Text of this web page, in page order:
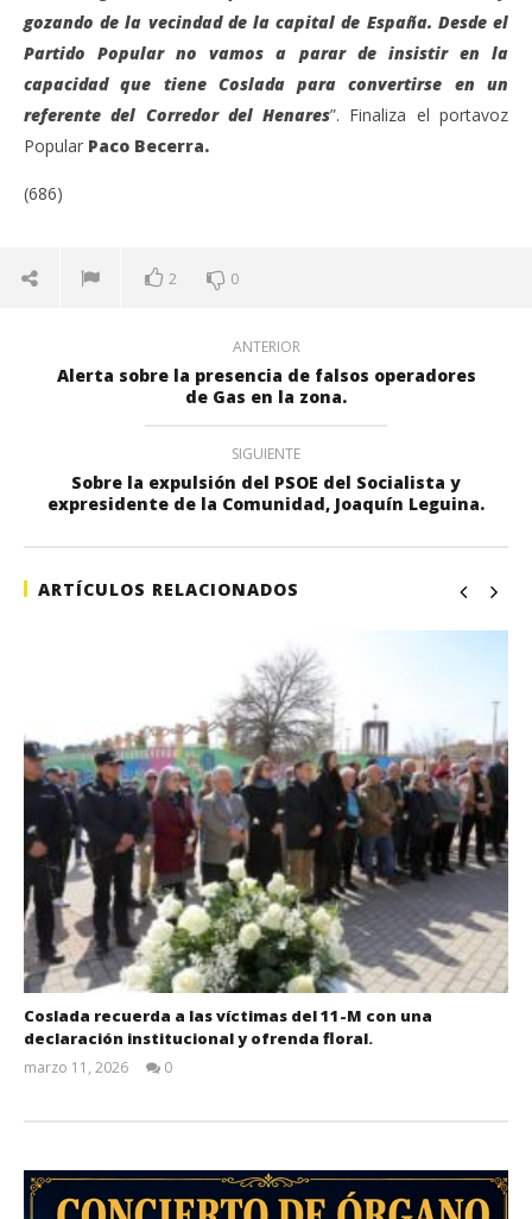
gozando de la vecindad de la capital de España. Desde el
Partido Popular no vamos a parar de insistir en la
capacidad que tiene Coslada para convertirse en un
referente del Corredor del Henares”. Finaliza el portavoz
Popular Paco Becerra.
(686)
2 0
ANTERIOR
Alerta sobre la presencia de falsos operadores
de Gas en la zona.
SIGUIENTE
Sobre la expulsión del PSOE del Socialista y
expresidente de la Comunidad, Joaquín Leguina.
ARTÍCULOS RELACIONADOS
Coslada recuerda a las víctimas del 11-M con una
declaración institucional y ofrenda floral.
marzo 11, 2026
0